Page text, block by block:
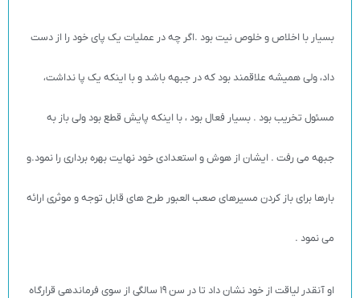
بسیار با اخلاص و خلوص نیت بود .اگر چه در عملیات یک پای خود را از دست
داد، ولی همیشه علاقمند بود که در جبهه باشد و با اینکه یک پا نداشت،
مسئول تخریب بود . بسیار فعال بود ، با اینکه پایش قطع بود ولی باز به
جبهه می رفت . ايشان از هوش و استعدادی خود نهایت بهره برداری را نمود.و
بارها برای باز کردن مسیرهای صعب العبور طرح های قابل توجه و موثری ارائه
می نمود .
او آنقدر لیاقت از خود نشان داد تا در سن 19 سالگی از سوی فرماندهی قرارگاه